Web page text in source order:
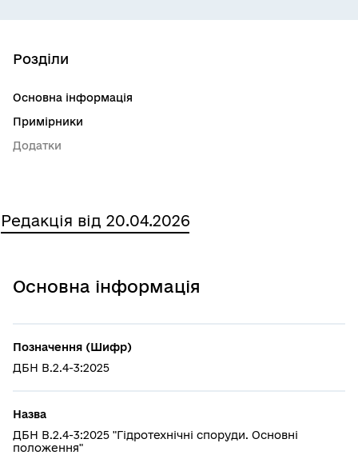
Редакція від 20.04.2026
Основна інформація
Позначення (Шифр)
ДБН В.2.4-3:2025
Назва
ДБН В.2.4-3:2025 "Гідротехнічні споруди. Основні
положення"
Розділи
Основна інформація
Примірники
Додатки